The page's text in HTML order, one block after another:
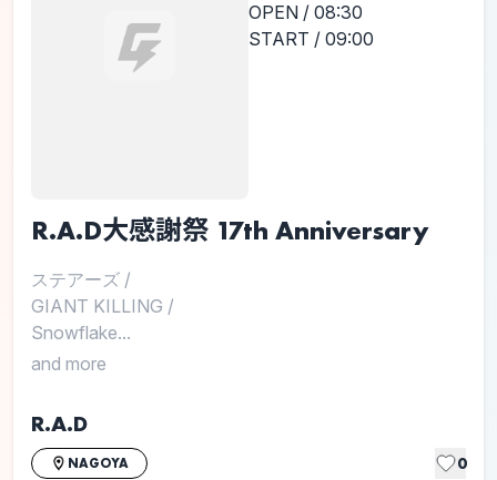
OPEN / 08:30
START / 09:00
R.A.D大感謝祭 17th Anniversary
ステアーズ /
GIANT KILLING /
Snowflake...
and more
R.A.D
NAGOYA 0